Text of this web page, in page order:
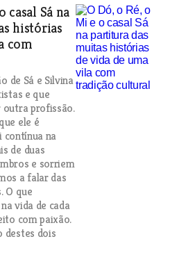
casal Sá na
histórias
com
de Sá e Silvina
e que
outra profissão.
ele é
contínua na
de duas
e sorriem
a falar das
O que
vida de cada
com paixão.
destes dois